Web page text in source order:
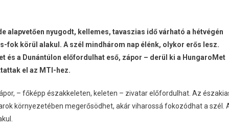
alapvetően nyugodt, kellemes, tavaszias idő várható a hétvégén
fok körül alakul. A szél mindhárom nap élénk, olykor erős lesz.
és a Dunántúlon előfordulhat eső, zápor – derül ki a HungaroMet
el az MTI-hez.
– főképp északkeleten, keleten – zivatar előfordulhat. Az
környezetében megerősödhet, akár viharossá fokozódhat a szél.